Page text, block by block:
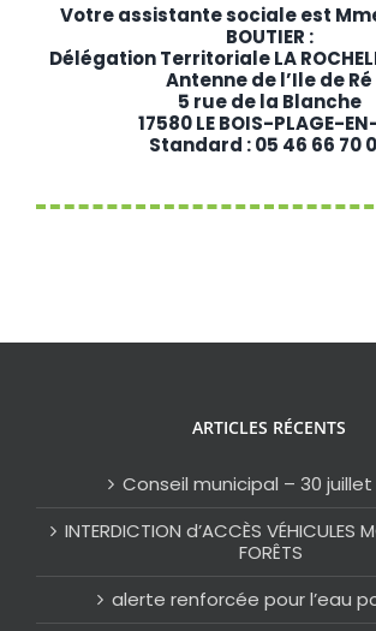
Votre assistante sociale est
BOUTIER :
Délégation Territoriale LA
Antenne de l’Ile de Ré
5 rue de la Blanche
17580 LE BOIS-PLAGE-
Standard : 05 46 66 70
ARTICLES RÉCENTS
Conseil municipal – 30 juillet
INTERDICTION d’ACCÈS VÉHICULES
FORÊTS
alerte renforcée pour l’eau